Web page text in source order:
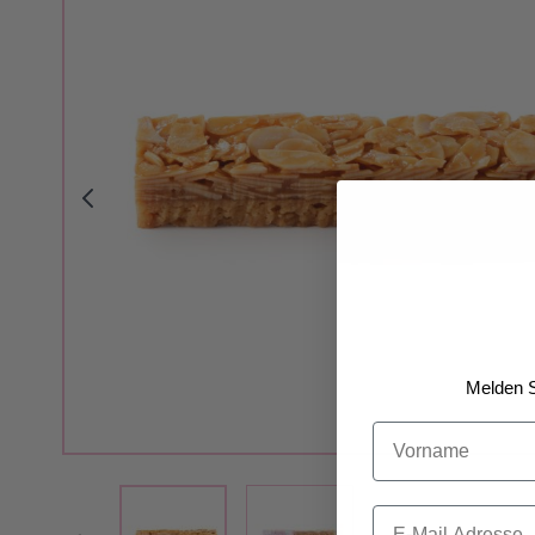
View larger image
Melden
Vorname
Email